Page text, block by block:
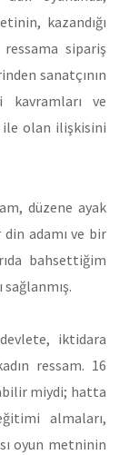
kazandığı
sipariş
sanatçının
kavramları ve
olan ilişkisini
düzene ayak
adamı ve bir
bahsettiğim
iktidara
ressam. 16
miydi; hatta
almaları,
oyun metninin